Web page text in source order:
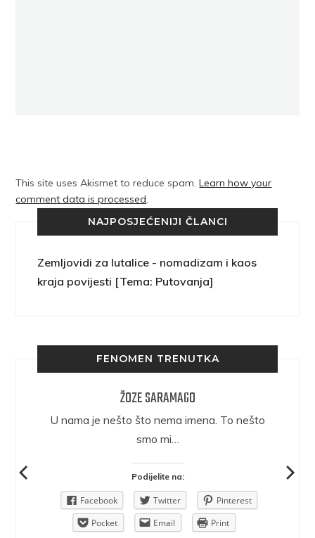
This site uses Akismet to reduce spam.Learn how your
comment data is processed.
NAJPOSJEĆENIJI ČLANCI
Zemljovidi za lutalice - nomadizam i kaos
kraja povijesti [Tema: Putovanja]
FENOMEN TRENUTKA
ŽOZE SARAMAGO
U nama je nešto što nema imena. To nešto
smo mi…
Podijelite na:
Facebook Twitter
Pinterest
Pocket
Email Print